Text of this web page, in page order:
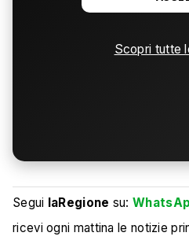
Scopri tutte
Segui laRegione su:
ricevi ogni mattina le notizie